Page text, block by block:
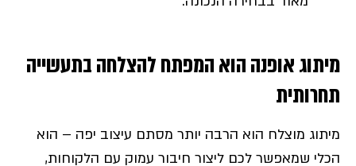
מיתוג אופנה הוא המפתח להצלחה בתעשייה
תחרותית
מיתוג מוצלח הוא הרבה יותר מסתם עיצוב יפה – הוא
הכלי שמאפשר לכם ליצור חיבור עמוק עם הלקוחות,